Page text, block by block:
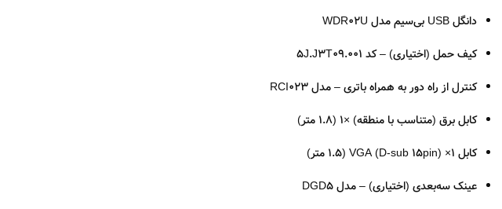
دانگل USB بی‌سیم مدل WDR02U
کیف حمل (اختیاری) – کد 5J.J3T09.001
کنترل از راه دور به همراه باتری – مدل RCI023
کابل برق (متناسب با منطقه) ×1 (1.8 متر)
کابل VGA (D-sub 15pin) ×1 (1.5 متر)
عینک سه‌بعدی (اختیاری) – مدل DGD5